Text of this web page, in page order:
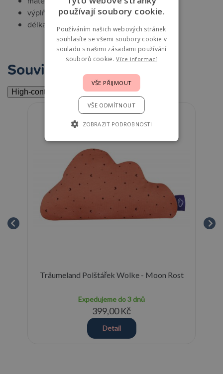
výplň: 100% polyester
délka: 200 cm
Související
High-contrast mode
Träumeland Polštářek Wolke - Moon Rost
Expedujeme do 3 dnů
399,00 Kč
Detail
používají soubory cookie.
Používáním našich webových stránek
souhlasíte se všemi soubory cookie v
souladu s našimi zásadami používání
souborů cookie.Více informací
VŠE PŘIJMOUT
VŠE ODMÍTNOUT
ZOBRAZIT PODROBNOSTI